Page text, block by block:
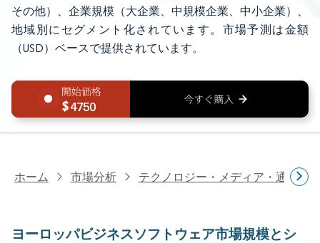
その他）、企業規模（大企業、中規模企業、中小企業）、
地域別にセグメント化されています。市場予測は金額
（USD）ベースで提供されています。
4750
ホーム 市場分析 テクノロジー・メディア・通信研
ヨーロッパビジネスソフトウェア市場規模とシ